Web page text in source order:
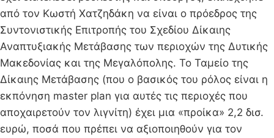
από τον Κωστή Χατζηδάκη να είναι ο πρόεδρος της
Συντονιστικής Επιτροπής του Σχεδίου Δίκαιης
Αναπτυξιακής Μετάβασης των περιοχών της Δυτικής
Μακεδονίας και της Μεγαλόπολης. Το Ταμείο της
Δίκαιης Μετάβασης (που ο βασικός του ρόλος είναι η
εκπόνηση master plan για αυτές τις περιοχές που
αποχαιρετούν τον λιγνίτη) έχει μια «προίκα» 2,2 δισ.
ευρώ, ποσά που πρέπει να αξιοποιηθούν για τον